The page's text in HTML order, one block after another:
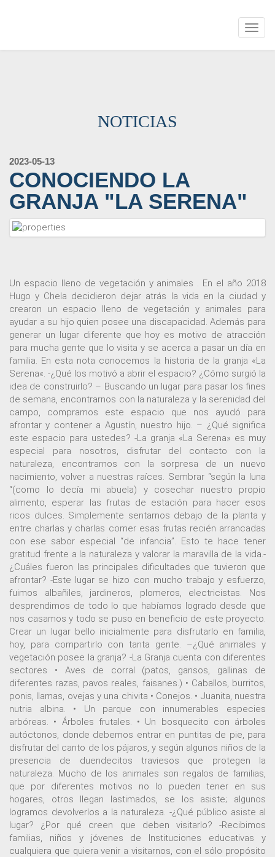
NOTICIAS
2023-05-13
CONOCIENDO LA
GRANJA "LA SERENA"
Un espacio lleno de vegetación y animales . En el año 2018
Hugo y Chela decidieron dejar atrás la vida en la ciudad y
crearon un espacio lleno de vegetación y animales para
ayudar a su hijo quien posee una discapacidad. Además para
generar un lugar diferente que hoy es motivo de atracción
para mucha gente que lo visita y se acerca a pasar un día en
familia. En esta nota conocemos la historia de la granja «La
Serena«. -¿Qué los motivó a abrir el espacio? ¿Cómo surgió la
idea de construirlo? – Buscando un lugar para pasar los fines
de semana, encontrarnos con la naturaleza y la serenidad del
campo, compramos este espacio que nos ayudó para
afrontar y contener a Agustín, nuestro hijo. – ¿Qué significa
este espacio para ustedes? -La granja «La Serena» es muy
especial para nosotros, disfrutar del contacto con la
naturaleza, encontrarnos con la sorpresa de un nuevo
nacimiento, volver a nuestras raíces. Sembrar “según la luna
“(como lo decía mi abuela) y cosechar nuestro propio
alimento, esperar las frutas de estación para hacer esos
ricos dulces. Simplemente sentarnos debajo de la planta y
entre charlas y charlas comer esas frutas recién arrancadas
con ese sabor especial “de infancia”. Esto te hace tener
gratitud frente a la naturaleza y valorar la maravilla de la vida.-
¿Cuáles fueron las principales dificultades que tuvieron que
afrontar? -Este lugar se hizo con mucho trabajo y esfuerzo,
fuimos albañiles, jardineros, plomeros, electricistas. Nos
desprendimos de todo lo que habíamos logrado desde que
nos casamos y todo se puso en beneficio de este proyecto.
Crear un lugar bello inicialmente para disfrutarlo en familia,
hoy, para compartirlo con tanta gente. –¿Qué animales y
vegetación posee la granja? -La Granja cuenta con diferentes
sectores • Aves de corral (patos, gansos, gallinas de
diferentes razas, pavos reales, faisanes.) • Caballos, burritos,
ponis, llamas, ovejas y una chivita • Conejos. • Juanita, nuestra
nutria albina. • Un parque con innumerables especies
arbóreas. • Árboles frutales. • Un bosquecito con árboles
autóctonos, donde debemos entrar en puntitas de pie, para
disfrutar del canto de los pájaros, y según algunos niños de la
presencia de duendecitos traviesos que protegen la
naturaleza. Mucho de los animales son regalos de familias,
que por diferentes motivos no lo pueden tener en sus
hogares, otros llegan lastimados, se los asiste; algunos
logramos devolverlos a la naturaleza. -¿Qué público asiste al
lugar? ¿Por qué creen que deben visitarlo? -Recibimos
familias, niños y jóvenes de Instituciones educativas y
cualquiera que quiera venir a visitarnos, con el sólo propósito